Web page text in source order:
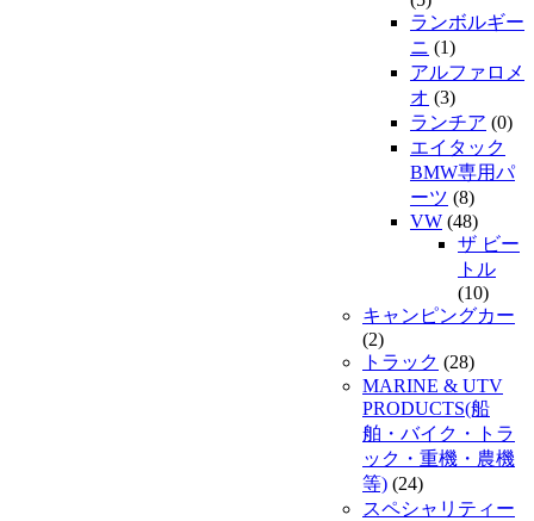
ランボルギー
ニ (1)
アルファロメ
オ (3)
ランチア (0)
エイタック
BMW専用パ
ーツ (8)
VW (48)
ザ ビー
トル
(10)
キャンピングカー
(2)
トラック (28)
MARINE & UTV
PRODUCTS(船
舶・バイク・トラ
ック・重機・農機
等) (24)
スペシャリティー